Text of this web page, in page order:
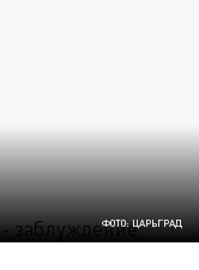
ФОТО: ЦАРЬГРАД